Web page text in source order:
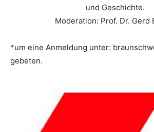
und Geschichte.
Moderation: Prof. Dr. Gerd
*um eine Anmeldung unter:
gebeten.